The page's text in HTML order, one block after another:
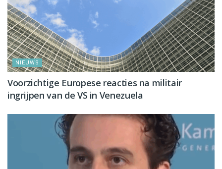
NIEUWS
Voorzichtige Europese reacties na militair
ingrijpen van de VS in Venezuela